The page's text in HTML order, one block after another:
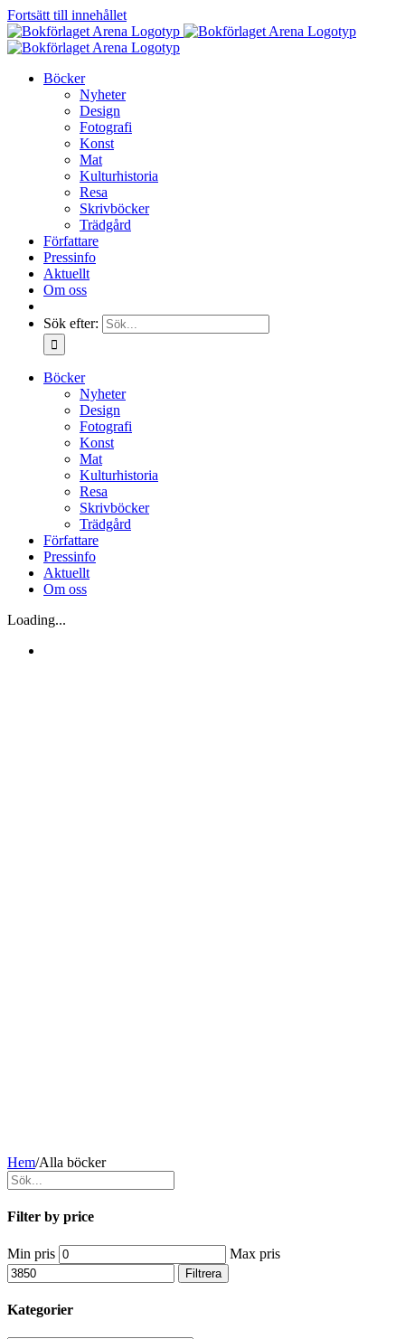
Fortsätt till innehållet
Böcker
Nyheter
Design
Fotografi
Konst
Mat
Kulturhistoria
Resa
Skrivböcker
Trädgård
Författare
Pressinfo
Aktuellt
Om oss
Sök efter:
Böcker
Nyheter
Design
Fotografi
Konst
Mat
Kulturhistoria
Resa
Skrivböcker
Trädgård
Författare
Pressinfo
Aktuellt
Om oss
Loading...
Hem/Alla böcker
Filter by price
Min pris Max pris
Filtrera
Kategorier